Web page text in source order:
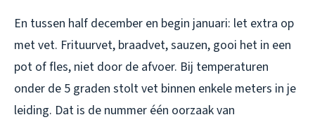
En tussen half december en begin januari: let extra op
met vet. Frituurvet, braadvet, sauzen, gooi het in een
pot of fles, niet door de afvoer. Bij temperaturen
onder de 5 graden stolt vet binnen enkele meters in je
leiding. Dat is de nummer één oorzaak van